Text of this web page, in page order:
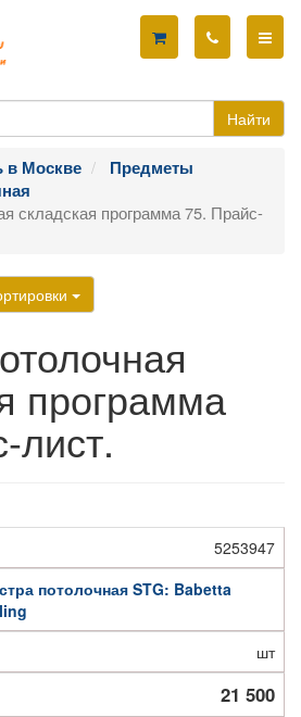
Найти
в Москве
Предметы
складская программа 75. Прайс-
программа
лист.
5253947
потолочная STG: Babetta
шт
21 500